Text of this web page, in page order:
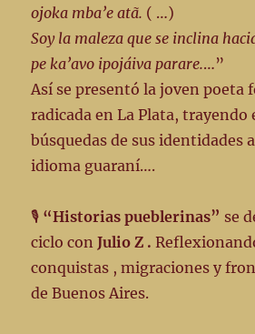
ojoka mba’e atã. ( …)
Soy la maleza que se inclina
pe ka’avo ipojáiva parare.…”
Así se presentó la joven poeta
radicada en La Plata, trayendo
búsquedas de sus identidades
idioma guaraní….
🎙️ “Historias pueblerinas” se
ciclo con Julio Z .
conquistas , migraciones y
de Buenos Aires.